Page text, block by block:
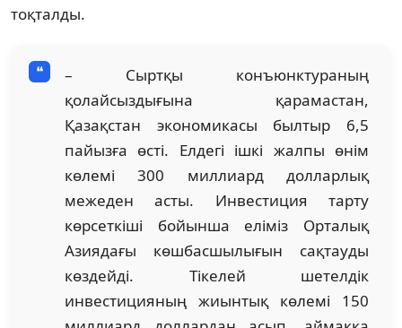
тоқталды.
– Сыртқы конъюнктураның
қолайсыздығына қарамастан,
Қазақстан экономикасы былтыр 6,5
пайызға өсті. Елдегі ішкі жалпы өнім
көлемі 300 миллиард долларлық
межеден асты. Инвестиция тарту
көрсеткіші бойынша еліміз Орталық
Азиядағы көшбасшылығын сақтауды
көздейді. Тікелей шетелдік
инвестицияның жиынтық көлемі 150